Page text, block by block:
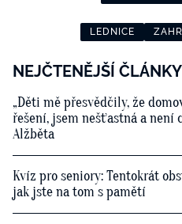
LEDNICE
NEJČTENĚJŠÍ ČLÁNKY
„Děti mě přesvědčily, že
řešení, jsem nešťastná a není
Alžběta
Kvíz pro seniory: Tentokrát
jak jste na tom s pamětí